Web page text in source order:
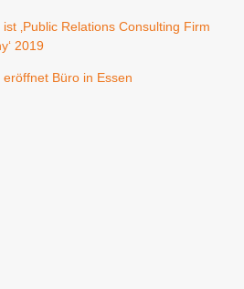
‚Public Relations Consulting Firm
2019
Büro in Essen